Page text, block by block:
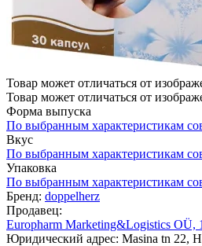
Товар может отличаться от
Товар может отличаться от
Форма выпуска
По выбранным характеристикам
Вкус
По выбранным характеристикам
Упаковка
По выбранным характеристикам
Бренд: doppelherz
Продавец:
Europharm Marketing&Logistics OÜ,
Юридический адрес: Masina tn 22,